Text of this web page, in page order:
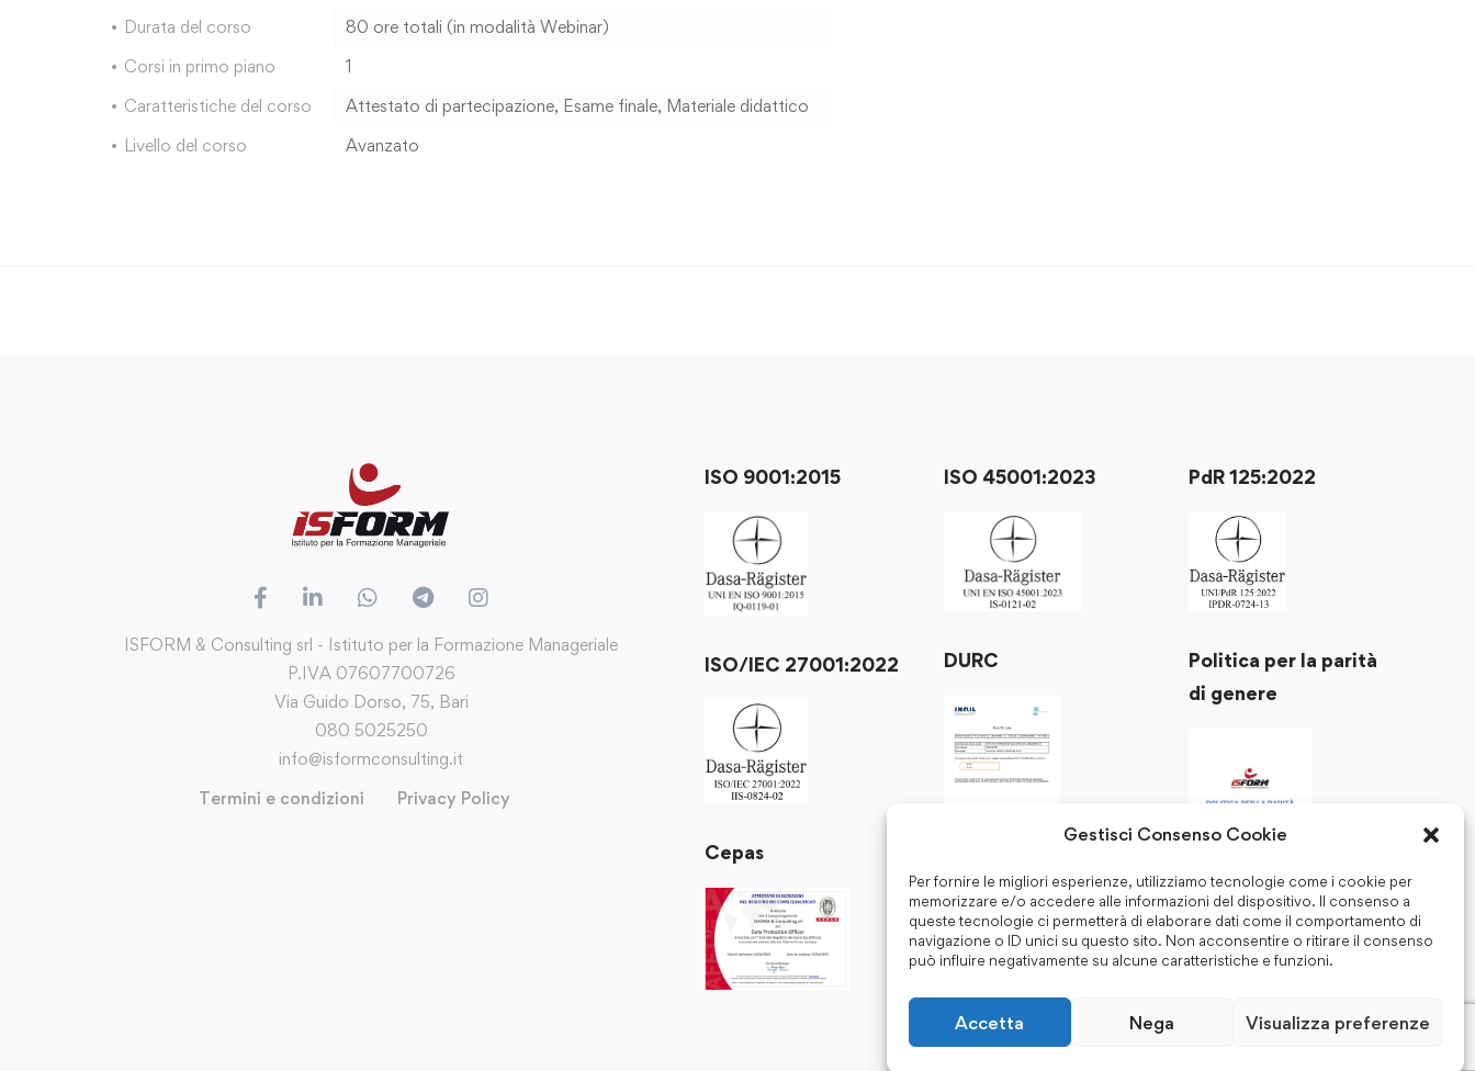
Gestisci Consenso Cookie
Per fornire le migliori esperienze, utilizziamo tecnologie come i cookie per
memorizzare e/o accedere alle informazioni del dispositivo. Il consenso a
queste tecnologie ci permetterà di elaborare dati come il comportamento di
navigazione o ID unici su questo sito. Non acconsentire o ritirare il consenso
può influire negativamente su alcune caratteristiche e funzioni.
Accetta Nega Visualizza preferenze
Durata del corso
80 ore totali (in modalità Webinar)
Corsi in primo piano
1
Caratteristiche del corso
Attestato di partecipazione, Esame finale, Materiale didattico
Livello del corso
Avanzato
ISFORM & Consulting srl - Istituto per la Formazione Manageriale
P.IVA 07607700726
Via Guido Dorso, 75, Bari
080 5025250
info@isformconsulting.it
Termini e condizioni
Privacy Policy
ISO 9001:2015
ISO/IEC 27001:2022
Cepas
ISO 45001:2023
DURC
PdR 125:2022
Politica per la parità
di genere